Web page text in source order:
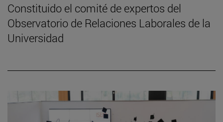
Constituido el comité de expertos del
Observatorio de Relaciones Laborales de la
Universidad